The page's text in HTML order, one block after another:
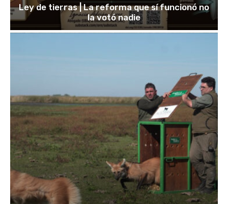
Ley de tierras | La reforma que sí funcionó no
la votó nadie